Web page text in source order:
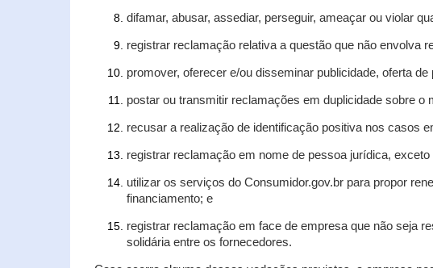
difamar, abusar, assediar, perseguir, ameaçar ou violar
registrar reclamação relativa a questão que não envolva
promover, oferecer e/ou disseminar publicidade, oferta
postar ou transmitir reclamações em duplicidade sobre o
recusar a realização de identificação positiva nos casos
registrar reclamação em nome de pessoa jurídica,
utilizar os serviços do Consumidor.gov.br para propor
financiamento; e
registrar reclamação em face de empresa que não seja
solidária entre os fornecedores.